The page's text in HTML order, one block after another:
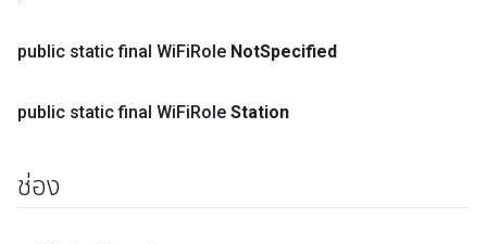
public static final WiFiRole NotSpecified
public static final WiFiRole Station
ช่อง